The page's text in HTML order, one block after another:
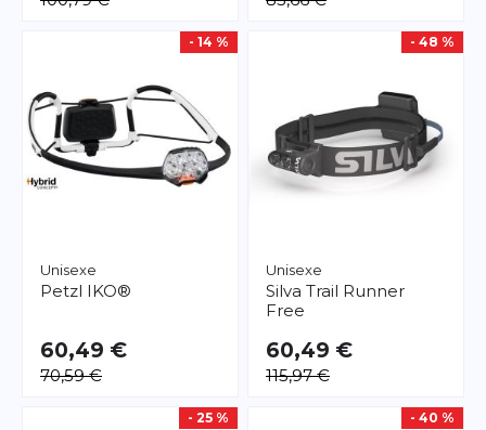
- 14 %
Unisexe
Petzl IKO®
60,49 €
70,59 €
- 48 %
Unisexe
Silva Trail Runner
Free
60,49 €
115,97 €
- 25 % - 40 %